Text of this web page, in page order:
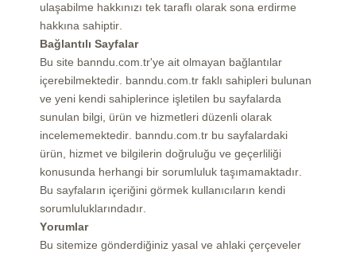
ulaşabilme hakkınızı tek taraflı olarak sona erdirme
hakkına sahiptir.
Bağlantılı Sayfalar
Bu site banndu.com.tr'ye ait olmayan bağlantılar
içerebilmektedir. banndu.com.tr faklı sahipleri bulunan
ve yeni kendi sahiplerince işletilen bu sayfalarda
sunulan bilgi, ürün ve hizmetleri düzenli olarak
incelememektedir. banndu.com.tr bu sayfalardaki
ürün, hizmet ve bilgilerin doğruluğu ve geçerliliği
konusunda herhangi bir sorumluluk taşımamaktadır.
Bu sayfaların içeriğini görmek kullanıcıların kendi
sorumluluklarındadır.
Yorumlar
Bu sitemize gönderdiğiniz yasal ve ahlaki çerçeveler